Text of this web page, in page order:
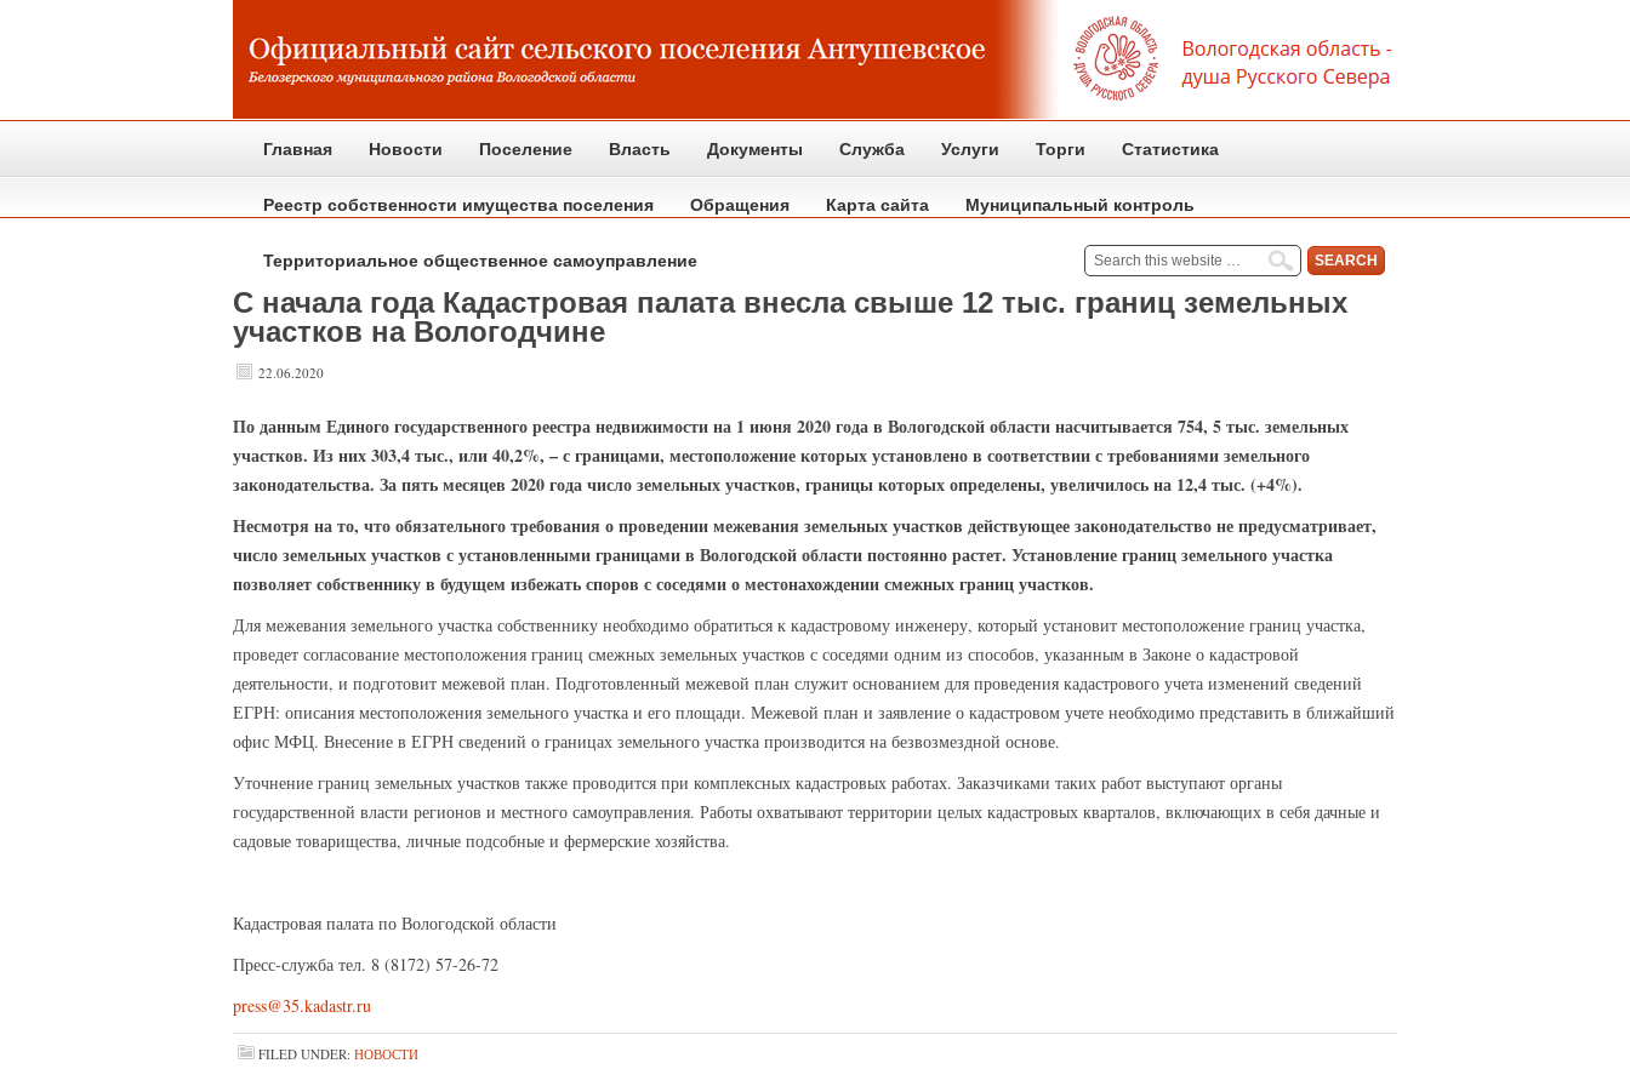
Главная Новости Поселение Власть Документы Служба Услуги Торги Статистика
Реестр собственности имущества поселения Обращения Карта сайта Муниципальный контроль
Территориальное общественное самоуправление
С начала года Кадастровая палата внесла свыше 12 тыс. границ земельных
участков на Вологодчине
22.06.2020
Поданным Единого государственного реестра недвижимости на 1 июня 2020 года в Вологодской области насчитывается 754, 5 тыс. земельных
участков. Из них 303,4 тыс., или 40,2%, – с границами, местоположение которых установлено в соответствии с требованиями земельного
законодательства. За пять месяцев 2020 года число земельных участков, границы которых определены, увеличилось на 12,4 тыс. (+4%).
Несмотря на то, что обязательного требования о проведении межевания земельных участков действующее законодательство не предусматривает,
число земельных участков с установленными границами в Вологодской области постоянно растет. Установление границ земельного участка
позволяет собственнику в будущем избежать споров с соседями о местонахождении смежных границ участков.
Для межевания земельного участка собственнику необходимо обратиться к кадастровому инженеру, который установит местоположение границ участка,
проведет согласование местоположения границ смежных земельных участков с соседями одним из способов, указанным в Законе о кадастровой
деятельности, и подготовит межевой план. Подготовленный межевой план служит основанием для проведения кадастрового учета изменений сведений
ЕГРН: описания местоположения земельного участка и его площади. Межевой план и заявление о кадастровом учете необходимо представить в ближайший
офис МФЦ. Внесение в ЕГРН сведений о границах земельного участка производится на безвозмездной основе.
Уточнение границ земельных участков также проводится при комплексных кадастровых работах. Заказчиками таких работ выступают органы
государственной власти регионов и местного самоуправления. Работы охватывают территории целых кадастровых кварталов, включающих в себя дачные и
садовые товарищества, личные подсобные и фермерские хозяйства.
Кадастровая палата по Вологодской области
Пресс-служба тел. 8 (8172) 57-26-72
press@35.kadastr.ru
FILED UNDER: НОВОСТИ